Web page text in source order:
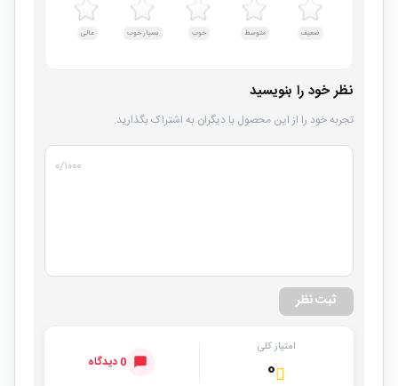
ضعیف متوسط خوب بسیار خوب عالی
نظر خود را بنویسید
تجربه خود را از این محصول با دیگران به اشتراک بگذارید.
۰/۱۰۰۰
ثبت نظر
امتیاز کلی
۰ 0 دیدگاه